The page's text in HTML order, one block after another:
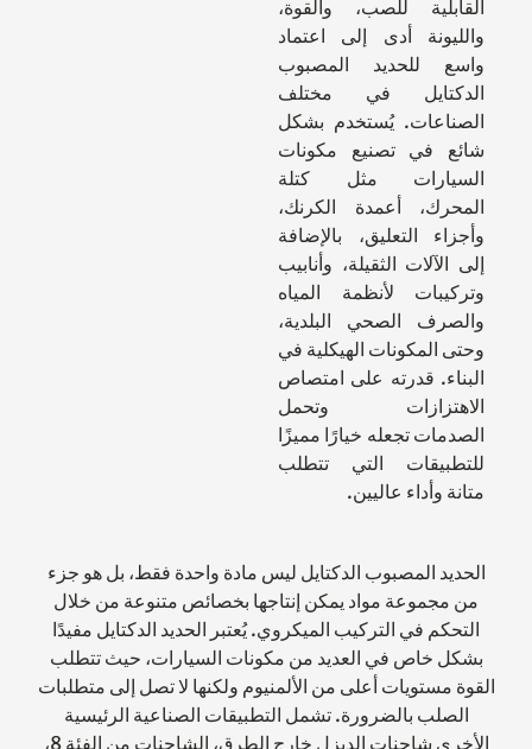
القابلية للصب، والقوة،
والليونة أدى إلى اعتماد
واسع للحديد المصبوب
الدكتايل في مختلف
الصناعات. يُستخدم بشكل
شائع في تصنيع مكونات
السيارات مثل كتلة
المحرك، أعمدة الكرنك،
وأجزاء التعليق، بالإضافة
إلى الآلات الثقيلة، وأنابيب
وتركيبات لأنظمة المياه
والصرف الصحي البلدية،
وحتى المكونات الهيكلية في
البناء. قدرته على امتصاص
الاهتزازات وتحمل
الصدمات تجعله خيارًا مميزًا
للتطبيقات التي تتطلب
متانة وأداء عاليين.
الحديد المصبوب الدكتايل ليس مادة واحدة فقط، بل هو جزء
من مجموعة مواد يمكن إنتاجها بخصائص متنوعة من خلال
التحكم في التركيب الميكروي. يُعتبر الحديد الدكتايل مفيدًا
بشكل خاص في العديد من مكونات السيارات، حيث تتطلب
القوة مستويات أعلى من الألمنيوم ولكنها لا تصل إلى متطلبات
الصلب بالضرورة. تشمل التطبيقات الصناعية الرئيسية
الأخرى شاحنات الديزل خارج الطرق، الشاحنات من الفئة 8،